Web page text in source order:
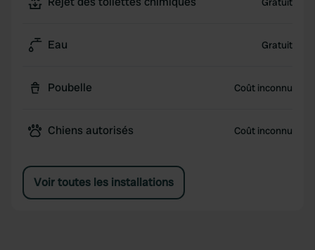
Eau Gratuit
Poubelle Coût inconnu
Chiens autorisés Coût inconnu
Voir toutes les installations